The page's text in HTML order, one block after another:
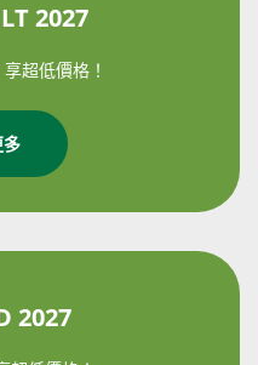
2027
超低價格！
多
2027